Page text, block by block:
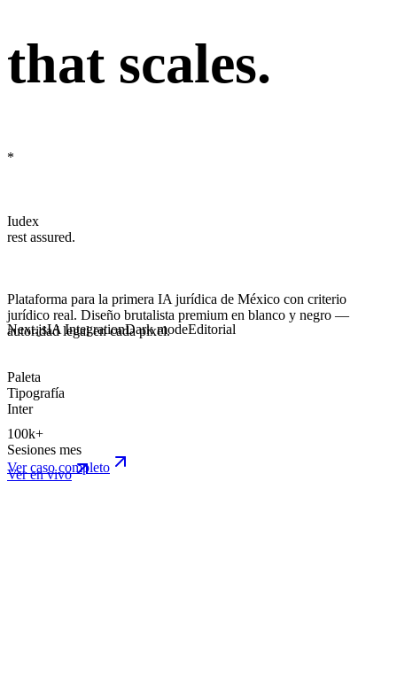
that scales.
*
Iudex
rest assured.
Plataforma para la primera IA jurídica de México con criterio
jurídico real. Diseño brutalista premium en blanco y negro —
autoridad legal en cada pixel.
Next.jsIA IntegrationDark modeEditorial
Paleta
Tipografía
Inter
100k+
Sesiones mes
Ver en vivo
Ver caso completo